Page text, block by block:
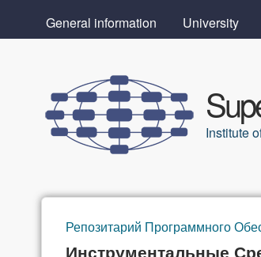
General information University
Institute
You are here
Репозитарий Программного
Инструментальные